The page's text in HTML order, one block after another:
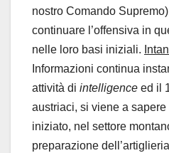
nostro Comando
continuare l’offensiva in
nelle loro basi iniziali.
Informazioni continua
attività di intelligence ed il
austriaci, si viene a
iniziato, nel settore
preparazione